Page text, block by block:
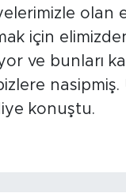
olan
için
ve bunları
konuştu.